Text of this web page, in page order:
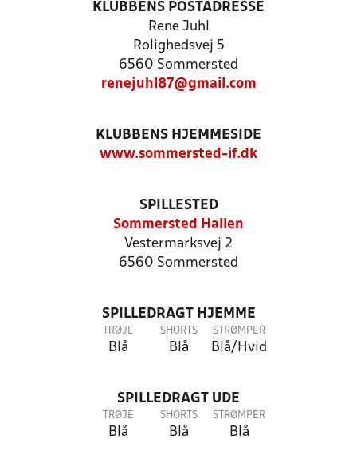
KLUBBENS POSTADRESSE
Rene Juhl
Rolighedsvej 5
6560 Sommersted
renejuhl87@gmail.com
KLUBBENS HJEMMESIDE
www.sommersted-if.dk
SPILLESTED
Sommersted Hallen
Vestermarksvej 2
6560 Sommersted
SPILLEDRAGT HJEMME
TRØJE
Blå
SHORTS
Blå
STRØMPER
Blå/Hvid
SPILLEDRAGT UDE
TRØJE
Blå
SHORTS
Blå
STRØMPER
Blå